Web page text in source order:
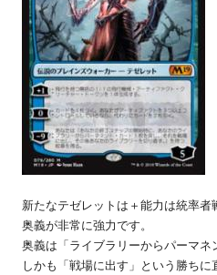
新たなテゼレットは＋能力は統率
奥義が非常に強力です。
奥義は「ライブラリーからパーマ
しかも「戦場に出す」という勝ち